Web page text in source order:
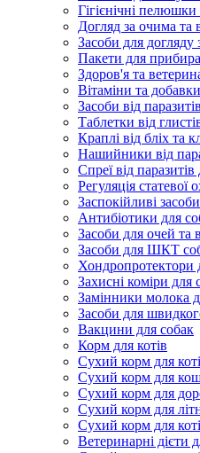
Гігієнічні
Догляд за очима та
Засоби для догляду
Пакети для
Здоров'я та
Вітаміни та
Засоби від
Таблетки від
Краплі від бліх та
Нашийники від
Спреї від
Регуляція статевої
Заспокійливі
Антибіотики для
Засоби для очей та
Засоби для ШКТ
Хондропротектори
Захисні коміри для
Замінники молока
Засоби для
Вакцини для собак
Корм для котів
Сухий корм для
Сухий корм для
Сухий корм для
Сухий корм для
Сухий корм для
Ветеринарні дієти